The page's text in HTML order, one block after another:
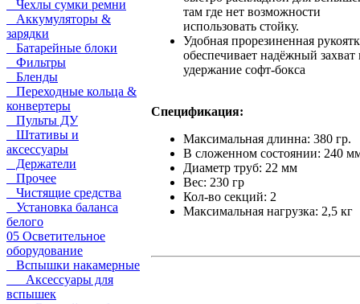
Чехлы сумки ремни
Аккумуляторы &
зарядки
Батарейные блоки
Фильтры
Бленды
Переходные кольца &
конвертеры
Пульты ДУ
Штативы и
аксессуары
Держатели
Прочее
Чистящие средства
Установка баланса
белого
05 Осветительное
оборудование
Вспышки накамерные
Аксессуары для
вспышек
там где нет возможности
использовать стойку.
Удобная прорезиненная
обеспечивает надёжный захват
удержание софт-бокса
Спецификация:
Максимальная длинна: 380 гр.
В сложенном состоянии: 240
Диаметр труб: 22 мм
Вес: 230 гр
Кол-во секций: 2
Максимальная нагрузка: 2,5 кг